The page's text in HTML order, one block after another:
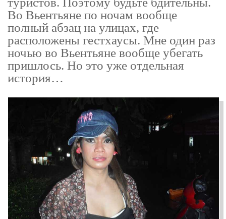
Во Вьентьяне по ночам вообще
полный абзац на улицах, где
расположены гестхаусы. Мне один раз
ночью во Вьентьяне вообще убегать
пришлось. Но это уже отдельная
история…